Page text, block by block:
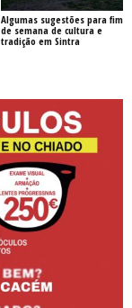
Algumas sugestões para fim
de semana de cultura e
tradição em Sintra